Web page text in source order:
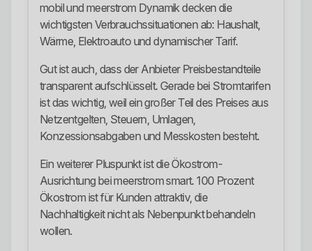
mobil und meerstrom Dynamik decken die
wichtigsten Verbrauchssituationen ab: Haushalt,
Wärme, Elektroauto und dynamischer Tarif.
Gut ist auch, dass der Anbieter Preisbestandteile
transparent aufschlüsselt. Gerade bei Stromtarifen
ist das wichtig, weil ein großer Teil des Preises aus
Netzentgelten, Steuern, Umlagen,
Konzessionsabgaben und Messkosten besteht.
Ein weiterer Pluspunkt ist die Ökostrom-
Ausrichtung bei meerstrom smart. 100 Prozent
Ökostrom ist für Kunden attraktiv, die
Nachhaltigkeit nicht als Nebenpunkt behandeln
wollen.